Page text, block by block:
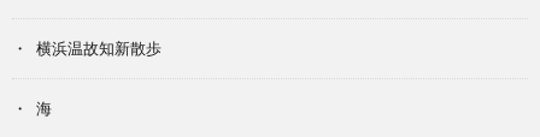
横浜温故知新散歩
海